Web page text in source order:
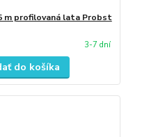
m profilovaná lata Probst
3-7 dní
do košíka